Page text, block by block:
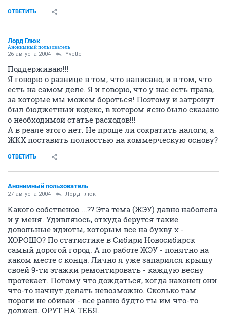
ОТВЕТИТЬ
Лорд Глюк
Анонимный пользователь
26 августа 2004 Yvette
Поддерживаю!!!
Я говорю о разнице в том, что написано, и в том, что
есть на самом деле. Я и говорю, что у нас есть права,
за которые мы можем бороться! Поэтому и затронут
был бюджетный кодекс, в котором ясно было сказано
о необходимой статье расходов!!!
А в реале этого нет. Не проще ли сократить налоги, а
ЖКХ поставить полностью на коммерческую основу?
ОТВЕТИТЬ
Анонимный пользователь
27 августа 2004 Лорд Глюк
Какого собственоо ...?? Эта тема (ЖЭУ) давно наболела
и у меня. Удивляюсь, откуда берутся такие
довольные идиоты, которым все на букву х -
ХОРОШО? По статистике в Сибири Новосибирск
самый дорогой город. А по работе ЖЭУ - понятно на
каком месте с конца. Лично я уже запарился крышу
своей 9-ти этажки ремонтировать - каждую весну
протекает. Потому что дождаться, когда наконец они
что-то начнут делать невозможно. Сколько там
пороги не обивай - все равно будто ты им что-то
должен. ОРУТ НА ТЕБЯ.